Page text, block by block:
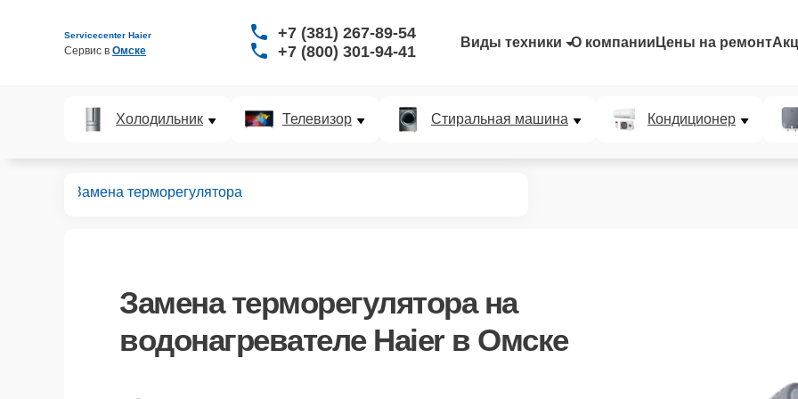
Servicecenter Haier
Сервис в Омске
+7 (381) 267-89-54
+7 (800) 301-94-41
Виды техники О компании Цены на ремонт
Холодильник Телевизор Стиральная машина Кондиционер
Замена терморегулятора
Замена терморегуляторана
водонагревателе Haier в Омске